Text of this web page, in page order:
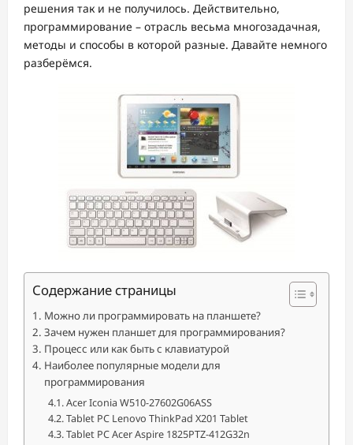
решения так и не получилось. Действительно,
программирование – отрасль весьма многозадачная,
методы и способы в которой разные. Давайте немного
разберёмся.
Содержание страницы
Можно ли программировать на планшете?
Зачем нужен планшет для программирования?
Процесс или как быть с клавиатурой
Наиболее популярные модели для
программирования
Acer Iconia W510-27602G06ASS
Tablet PC Lenovo ThinkPad X201 Tablet
Tablet PC Acer Aspire 1825PTZ-412G32n